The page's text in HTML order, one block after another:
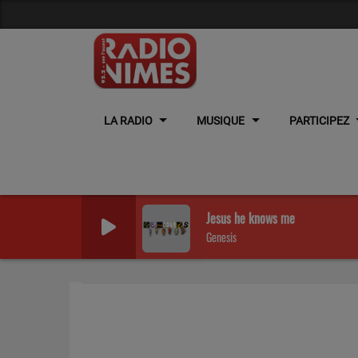
LA RADIO MUSIQUE PARTICIPEZ
Jesus he knows me
Genesis